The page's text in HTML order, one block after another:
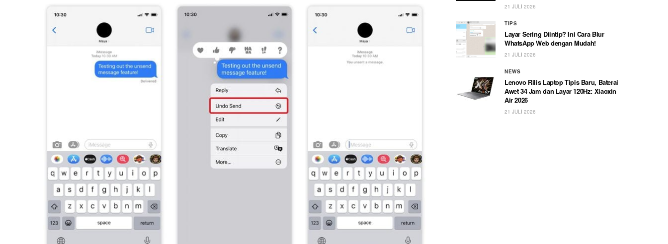
21 JULI 2026
TIPS
Layar Sering Diintip? Ini Cara Blur
WhatsApp Web dengan Mudah!
21 JULI 2026
NEWS
Lenovo Rilis Laptop Tipis Baru, Baterai
Awet 34 Jam dan Layar 120Hz: Xiaoxin
Air 2026
21 JULI 2026